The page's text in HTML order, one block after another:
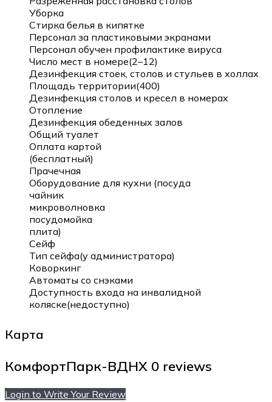
Уборка
Стирка белья в кипятке
Персонал за пластиковыми экранами
Персонал обучен профилактике вируса
Число мест в номере(2–12)
Дезинфекция стоек, столов и стульев в холлах
Площадь территории(400)
Дезинфекция столов и кресел в номерах
Отопление
Дезинфекция обеденных залов
Общий туалет
Оплата картой
(бесплатный)
Прачечная
Оборудование для кухни (посуда
чайник
микроволновка
посудомойка
плита)
Сейф
Тип сейфа(у администратора)
Коворкинг
Автоматы со снэками
Доступность входа на инвалидной
коляске(недоступно)
Карта
КомфортПарк-ВДНХ 0 reviews
Login to Write Your Review